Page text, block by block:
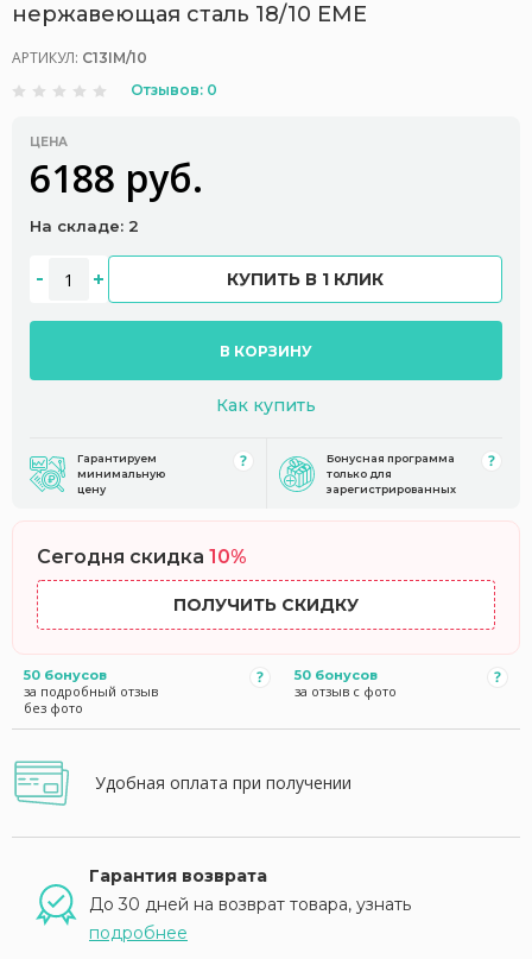
нержавеющая сталь 18/10 EME
АРТИКУЛ: C13IM/10
Отзывов: 0
ЦЕНА
6188 руб.
На складе: 2
КУПИТЬ В 1 КЛИК
В КОРЗИНУ
Как купить
Гарантируем
минимальную
цену
Бонусная программа
только для
зарегистрированных
Сегодня скидка 10%
ПОЛУЧИТЬ СКИДКУ
50 бонусов
за подробный отзыв
без фото
50 бонусов
за отзыв с фото
Удобная оплата при получении
Гарантия возврата
До 30 дней на возврат товара, узнать
подробнее